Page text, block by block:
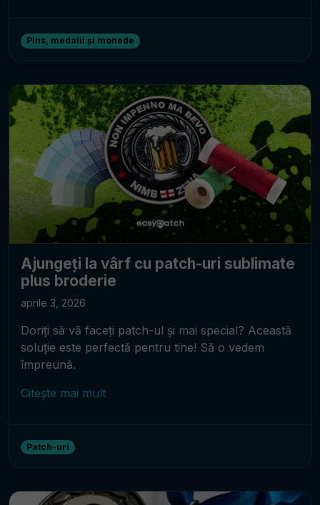
Pins, medalii și monede
Ajungeți la vârf cu patch-uri sublimate
plus broderie
aprile 3, 2026
Doriți să vă faceți patch-ul și mai special? Această
soluție este perfectă pentru tine! Să o vedem
împreună.
Citește mai mult
Patch-uri